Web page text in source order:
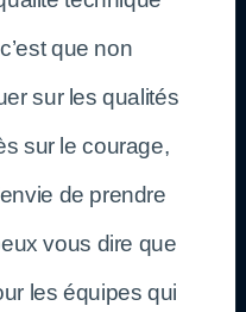
que non
sur les qualités
sur le courage,
de prendre
vous dire que
les équipes qui